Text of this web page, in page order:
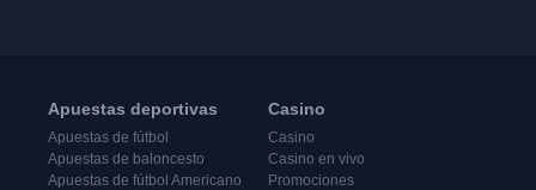
Apuestas deportivas
Apuestas de fútbol
Apuestas de baloncesto
Apuestas de fútbol Americano
Casino
Casino
Casino en vivo
Promociones